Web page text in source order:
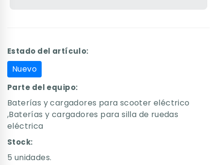
Estado del artículo:
Nuevo
Parte del equipo:
Baterías y cargadores para scooter eléctrico
,Baterías y cargadores para silla de ruedas
eléctrica
Stock:
5 unidades.